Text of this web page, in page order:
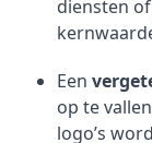
diensten
Een
op te
logo’s